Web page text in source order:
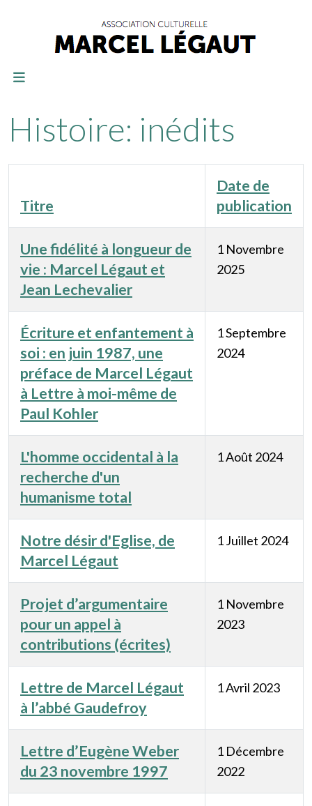
Histoire: inédits
Titre
Date de
publication
Une fidélité à longueur de
vie : Marcel Légaut et
Jean Lechevalier
1 Novembre
2025
Écriture et enfantement à
soi : en juin 1987, une
préface de Marcel Légaut
à Lettre à moi-même de
Paul Kohler
1 Septembre
2024
L'homme occidental à la
recherche d'un
humanisme total
1 Août 2024
Notre désir d'Eglise, de
Marcel Légaut
1 Juillet 2024
Projet d’argumentaire
pour un appel à
contributions (écrites)
1 Novembre
2023
Lettre de Marcel Légaut
à l’abbé Gaudefroy
1 Avril 2023
Lettre d’Eugène Weber
du 23 novembre 1997
1 Décembre
2022